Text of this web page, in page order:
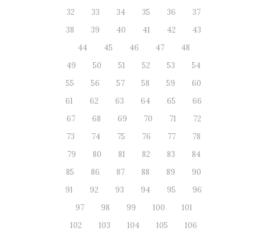
32
33 34 35 36
37
38
39 40 41 42
43
44
45 46 47
48
49
50 51 52 53
54
55
56 57 58 59
60
61
62 63 64 65
66
67
68 69 70 71
72
73
74 75 76 77
78
79
80 81 82 83
84
85
86 87 88 89
90
91
92 93 94 95
96
97
98 99 100
101
102
103 104 105
106